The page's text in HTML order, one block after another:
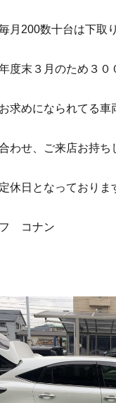
月200数十台は下取
度末３月のため３
求めになられてる車
わせ、ご来店お持ち
休日となっておりま
コナン